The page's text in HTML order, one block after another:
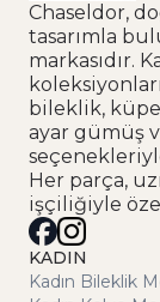
Chaseldor,
tasarımla
markasıdır.
bileklik,
ayar gümüş
Her parça,
işçiliğiyle
KADIN
Kadın Bileklik